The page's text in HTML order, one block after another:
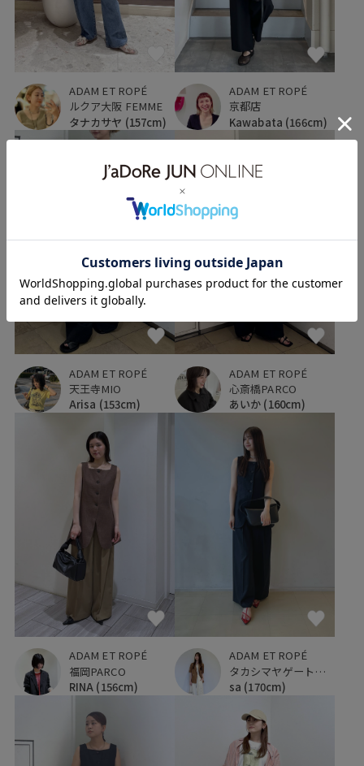
ADAM ET ROPÉ
ルクア大阪 FEMME
タナカサヤ (157cm)
ADAM ET ROPÉ
京都店
Kawabata (166cm)
ADAM ET ROPÉ
天王寺MIO
Arisa (153cm)
ADAM ET ROPÉ
心斎橋PARCO
あいか (160cm)
ADAM ET ROPÉ
福岡PARCO
RINA (156cm)
ADAM ET ROPÉ
タカシマヤゲートタワーモール
sa (170cm)